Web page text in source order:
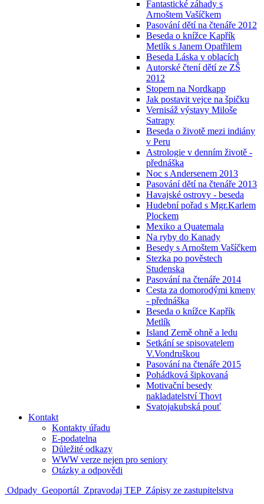
Fantastické záhady s
Arnoštem Vašíčkem
Pasování dětí na čtenáře 2012
Beseda o knížce Kapřík
Metlík s Janem Opatřilem
Beseda Láska v oblacích
Autorské čtení dětí ze ZŠ
2012
Stopem na Nordkapp
Jak postavit vejce na špičku
Vernisáž výstavy Miloše
Satrapy
Beseda o životě mezi indiány
v Peru
Astrologie v denním životě -
přednáška
Noc s Andersenem 2013
Pasování dětí na čtenáře 2013
Havajské ostrovy - beseda
Hudební pořad s Mgr.Karlem
Plockem
Mexiko a Quatemala
Na ryby do Kanady
Besedy s Arnoštem Vašíčkem
Stezka po pověstech
Studenska
Pasování na čtenáře 2014
Cesta za domorodými kmeny
- přednáška
Beseda o knížce Kapřík
Metlík
Island Země ohně a ledu
Setkání se spisovatelem
V.Vondruškou
Pasování na čtenáře 2015
Pohádková šipkovaná
Motivační besedy
nakladatelství Thovt
Svatojakubská pouť
Kontakt
Kontakty úřadu
E-podatelna
Důležité odkazy
WWW verze nejen pro seniory
Otázky a odpovědi
Odpady Geoportál Zpravodaj TEP Zápisy ze zastupitelstva